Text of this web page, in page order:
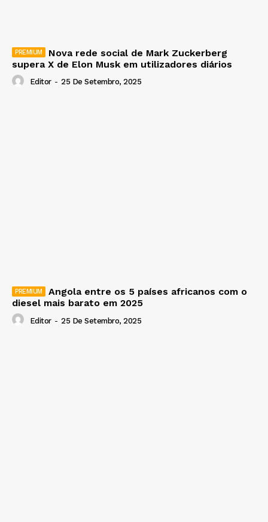
Nova rede social de Mark Zuckerberg
supera X de Elon Musk em utilizadores diários
Editor - 25 De Setembro, 2025
Angola entre os 5 países africanos com o
diesel mais barato em 2025
Editor - 25 De Setembro, 2025